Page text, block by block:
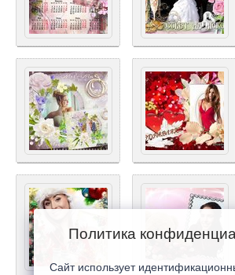
Политика
Сайт использует